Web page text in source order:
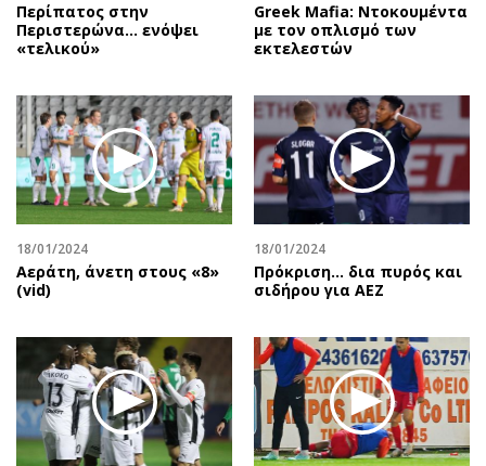
Περίπατος στην
Περιστερώνα… ενόψει
«τελικού»
Greek Mafia: Ντοκουμέντα
με τον οπλισμό των
εκτελεστών
18/01/2024
Αεράτη, άνετη στους «8»
(vid)
18/01/2024
Πρόκριση... δια πυρός και
σιδήρου για ΑΕΖ